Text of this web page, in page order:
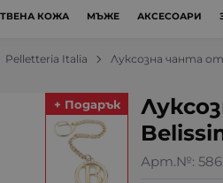
КОЖА МЪЖЕ АКСЕСОАРИ
Pelletteria Italia Луксозна чанта
Арт.№:
+ Подарък